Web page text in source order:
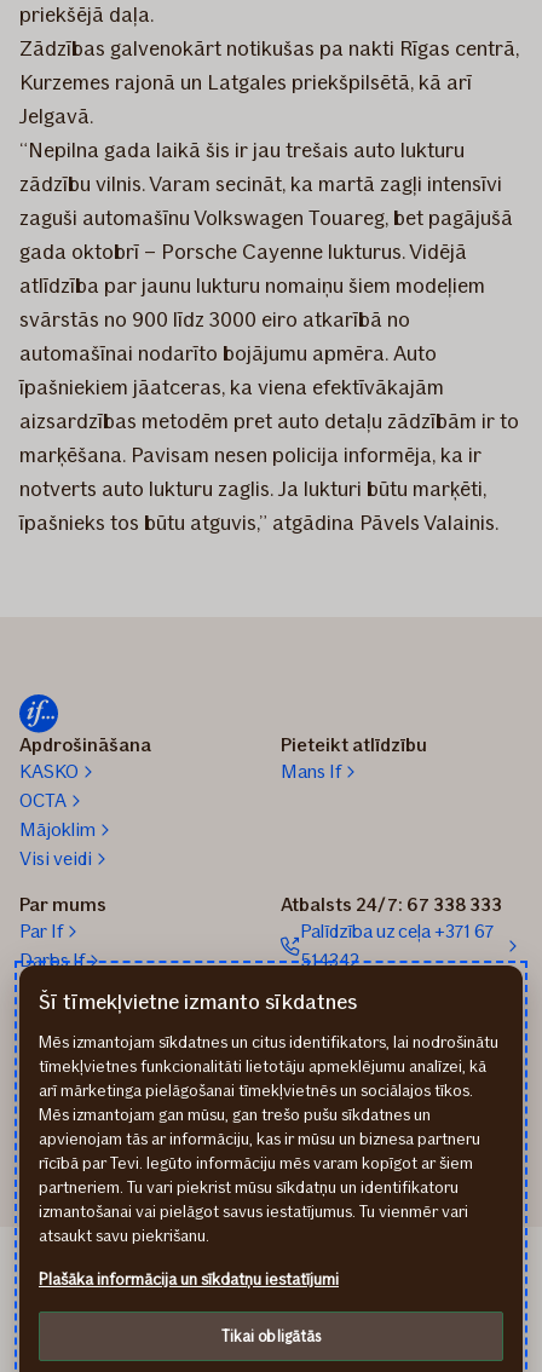
priekšējā daļa.
Zādzības galvenokārt notikušas pa nakti Rīgas centrā,
Kurzemes rajonā un Latgales priekšpilsētā, kā arī
Jelgavā.
“Nepilna gada laikā šis ir jau trešais auto lukturu
zādzību vilnis. Varam secināt, ka martā zagļi intensīvi
zaguši automašīnu Volkswagen Touareg, bet pagājušā
gada oktobrī – Porsche Cayenne lukturus. Vidējā
atlīdzība par jaunu lukturu nomaiņu šiem modeļiem
svārstās no 900 līdz 3000 eiro atkarībā no
automašīnai nodarīto bojājumu apmēra. Auto
īpašniekiem jāatceras, ka viena efektīvākajām
aizsardzības metodēm pret auto detaļu zādzībām ir to
marķēšana. Pavisam nesen policija informēja, ka ir
notverts auto lukturu zaglis. Ja lukturi būtu marķēti,
īpašnieks tos būtu atguvis,” atgādina Pāvels Valainis.
Apdrošināšana
KASKO
OCTA
Mājoklim
Visi veidi
Pieteikt atlīdzību
Mans If
Par mums
Par If
Darbs If
Medijiem
Ilgtspēja
Atbalsts 24/7: 67 338 333
Palīdzība uz ceļa +371 67
514342
Sūtīt e-pastu: info@if.lv
If Apdrošināšanas
izplatītāji
Pirmslīguma informācija
Rekvizīti
If Kindlustus EE
Privātuma noteikumi
Cookies
Šī tīmekļvietne izmanto sīkdatnes
Mēs izmantojam sīkdatnes un citus identifikators, lai nodrošinātu
tīmekļvietnes funkcionalitāti lietotāju apmeklējumu analīzei, kā
arī mārketinga pielāgošanai tīmekļvietnēs un sociālajos tīkos.
Mēs izmantojam gan mūsu, gan trešo pušu sīkdatnes un
apvienojam tās ar informāciju, kas ir mūsu un biznesa partneru
rīcībā par Tevi. Iegūto informāciju mēs varam kopīgot ar šiem
partneriem. Tu vari piekrist mūsu sīkdatņu un identifikatoru
izmantošanai vai pielāgot savus iestatījumus. Tu vienmēr vari
atsaukt savu piekrišanu.
Plašāka informācija un sīkdatņu iestatījumi
Tikai obligātās